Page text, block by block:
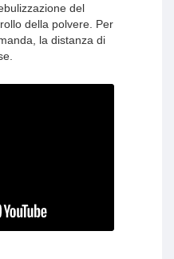
del
della polvere. Per
la distanza di